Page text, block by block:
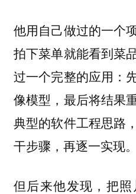
他用自己做过的一个
拍下菜单就能看到菜
过一个完整的应用：
像模型，最后将结果
典型的软件工程思路
干步骤，再逐一实现。
但后来他发现，把